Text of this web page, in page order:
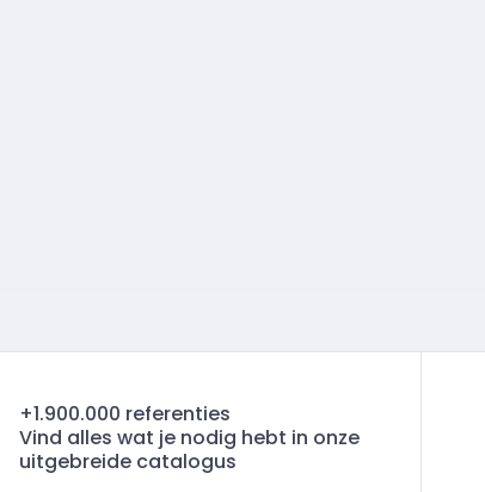
+1.900.000 referenties
Vind alles wat je nodig hebt in onze
uitgebreide catalogus